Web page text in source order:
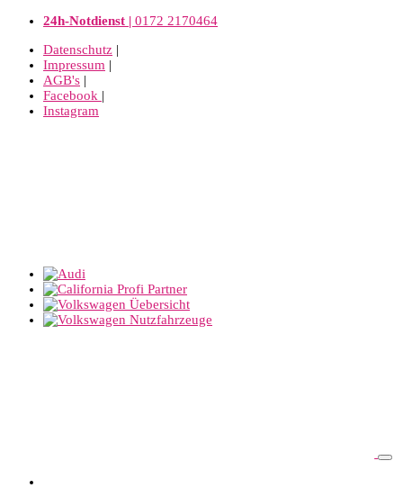
24h-Notdienst | 0172 2170464
Datenschutz |
Impressum |
AGB's |
Facebook |
Instagram